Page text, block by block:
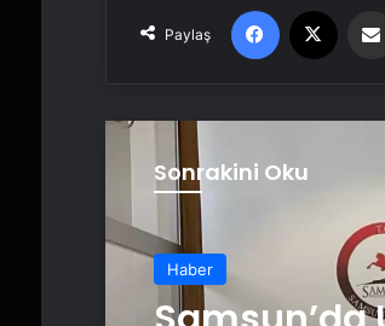
Paylaş
Facebook
Sonrakini Oku
Haber